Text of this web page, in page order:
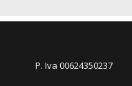
P. Iva 00624350237